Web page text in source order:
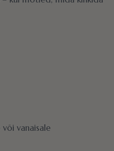
või vanaisale